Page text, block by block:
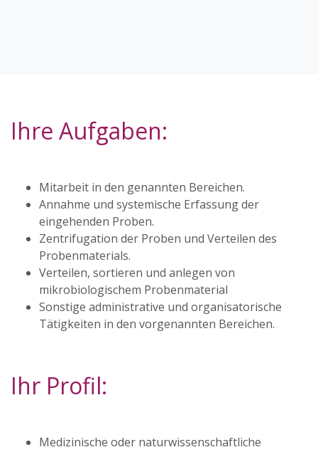
Ihre Aufgaben:
Mitarbeit in den genannten Bereichen.
Annahme und systemische Erfassung der
eingehenden Proben.
Zentrifugation der Proben und Verteilen des
Probenmaterials.
Verteilen, sortieren und anlegen von
mikrobiologischem Probenmaterial
Sonstige administrative und organisatorische
Tätigkeiten in den vorgenannten Bereichen.
Ihr Profil:
Medizinische oder naturwissenschaftliche